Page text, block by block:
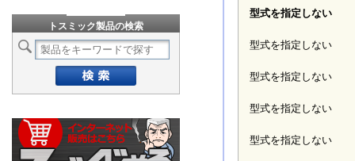
型式を指定しない
型式を指定しない
型式を指定しない
型式を指定しない
型式を指定しない
トスミック製品の検索